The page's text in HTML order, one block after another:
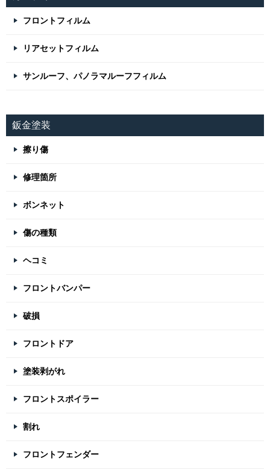
フロントフィルム
リアセットフィルム
サンルーフ、パノラマルーフフィルム
鈑金塗装
擦り傷
修理箇所
ボンネット
傷の種類
ヘコミ
フロントバンパー
破損
フロントドア
塗装剥がれ
フロントスポイラー
割れ
フロントフェンダー